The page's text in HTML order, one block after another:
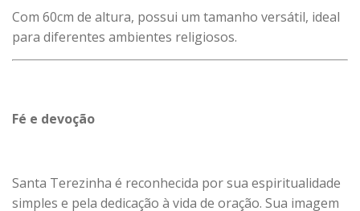
Com 60cm de altura, possui um tamanho versátil, ideal
para diferentes ambientes religiosos.
Fé e devoção
Santa Terezinha é reconhecida por sua espiritualidade
simples e pela dedicação à vida de oração. Sua imagem